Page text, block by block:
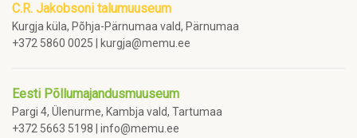
C.R. Jakobsoni talumuuseum
Kurgja küla, Põhja-Pärnumaa vald, Pärnumaa
+372 5860 0025 | kurgja@memu.ee
Eesti Põllumajandusmuuseum
Pargi 4, Ülenurme, Kambja vald, Tartumaa
+372 5663 5198 | info@memu.ee